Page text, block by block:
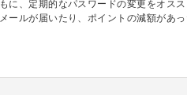
に、定期的なパスワードの変更をオス
ールが届いたり、ポイントの減額があ